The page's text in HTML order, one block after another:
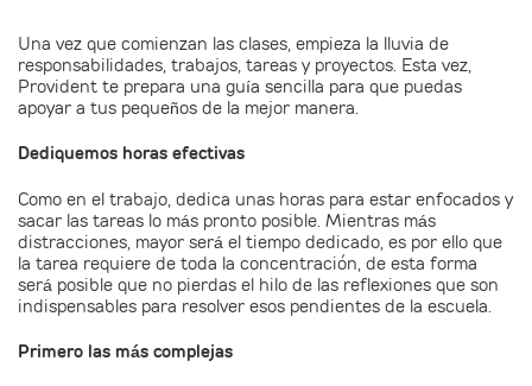
Una vez que comienzan las clases, empieza la lluvia de
responsabilidades, trabajos, tareas y proyectos. Esta vez,
Provident te prepara una guía sencilla para que puedas
apoyar a tus pequeños de la mejor manera.
Dediquemos horas efectivas
Como en el trabajo, dedica unas horas para estar enfocados y
sacar las tareas lo más pronto posible. Mientras más
distracciones, mayor será el tiempo dedicado, es por ello que
la tarea requiere de toda la concentración, de esta forma
será posible que no pierdas el hilo de las reflexiones que son
indispensables para resolver esos pendientes de la escuela.
Primero las más complejas